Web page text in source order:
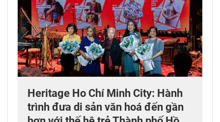
Heritage Ho Chí Minh City: Hành
trình đưa di sản văn hoá đến gần